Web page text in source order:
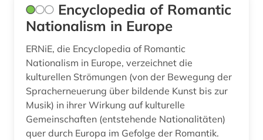
Encyclopedia of Romantic
Nationalism in Europe
ERNiE, die Encyclopedia of Romantic
Nationalism in Europe, verzeichnet die
kulturellen Strömungen (von der Bewegung der
Spracherneuerung über bildende Kunst bis zur
Musik) in ihrer Wirkung auf kulturelle
Gemeinschaften (entstehende Nationalitäten)
quer durch Europa im Gefolge der Romantik.